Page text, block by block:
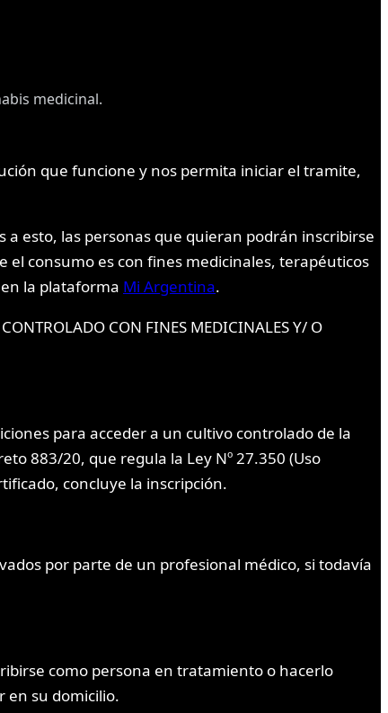
medicinal.
que funcione y nos permita iniciar el tramite,
a esto, las personas que quieran podrán inscribirse
consumo es con fines medicinales, terapéuticos
la plataforma Mi Argentina.
CON FINES MEDICINALES Y/ O
para acceder a un cultivo controlado de la
883/20, que regula la Ley Nº 27.350 (Uso
concluye la inscripción.
por parte de un profesional médico, si todavía
como persona en tratamiento o hacerlo
en su domicilio.